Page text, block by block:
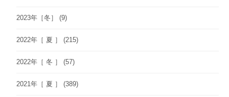
2023年［冬］ (9)
2022年［ 夏 ］ (215)
2022年［ 冬 ］ (57)
2021年［ 夏 ］ (389)